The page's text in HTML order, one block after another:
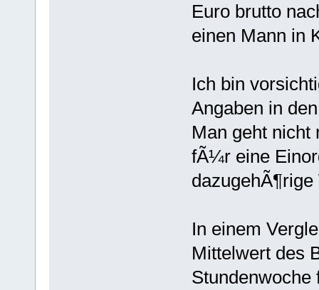
Euro brutto
einen Mann in
Ich bin
Angaben in
Man geht nicht
fÃ¼r eine
In einem
Mittelwert des